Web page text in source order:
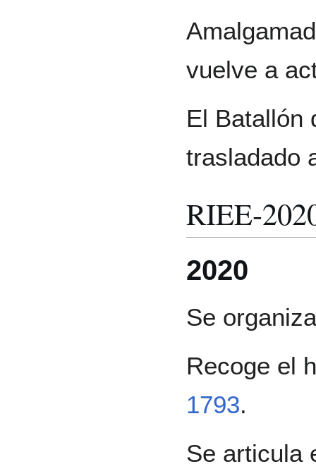
vuelve a
El Batallón
trasladado
RIEE-
2020
Se
Recoge el
1793.
Se articula